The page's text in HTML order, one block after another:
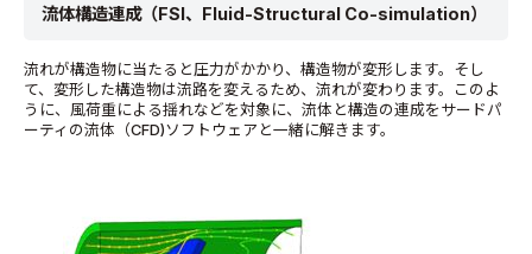
流体構造連成（FSI、Fluid-Structural Co-simulation）
流れが構造物に当たると圧力がかかり、構造物が変形します。そし
て、変形した構造物は流路を変えるため、流れが変わります。このよ
うに、風荷重による揺れなどを対象に、流体と構造の連成をサードパ
ーティの流体（CFD)ソフトウェアと一緒に解きます。